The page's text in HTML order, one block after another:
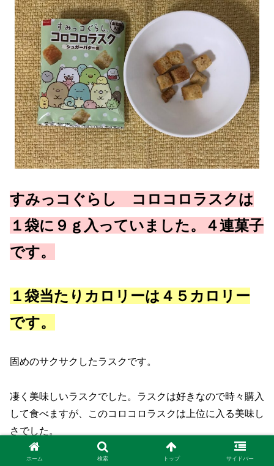
すみっコぐらし コロコロラスクは
１袋に９ｇ入っていました。４連菓子
です。
１袋当たりカロリーは４５カロリー
です。
固めのサクサクしたラスクです。
凄く美味しいラスクでした。ラスクは好きなので時々購入
して食べますが、このコロコロラスクは上位に入る美味し
さでした。
ホーム 検索 トップ サイドバー